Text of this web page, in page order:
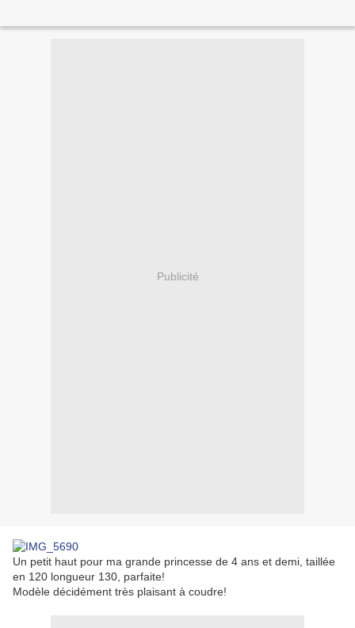
Publicité
Un petit haut pour ma grande princesse de 4 ans et demi, taillée
en 120 longueur 130, parfaite!
Modèle décidément très plaisant à coudre!